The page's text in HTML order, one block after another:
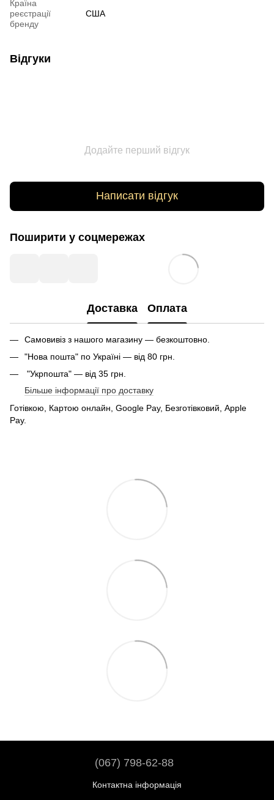
Країна
реєстрації
бренду
США
Відгуки
Додайте перший відгук
Написати відгук
Поширити у соцмережах
Доставка Оплата
Самовивіз з нашого магазину — безкоштовно.
"Нова пошта" по Україні — від 80 грн.
"Укрпошта" — від 35 грн.
Більше інформації про доставку
Готівкою, Картою онлайн, Google Pay, Безготівковий, Apple
Pay.
(067) 798-62-88
Контактна інформація